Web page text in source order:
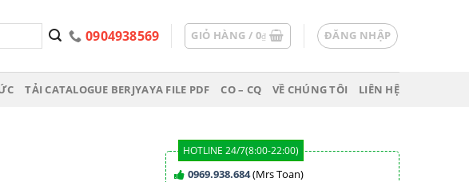
0904938569 GIỎ HÀNG / 0₫ ĐĂNG NHẬP
TẢI CATALOGUE BERJYAYA FILE PDF CO – CQ VỀ CHÚNG TÔI LIÊN HỆ
HOTLINE 24/7(8:00-22:00)
0969.938.684(Mrs Toan)